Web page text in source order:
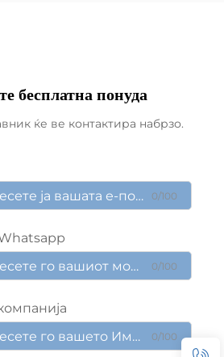
бесплатна понуда
ќе ве контактира набрзо.
0/100
0/100
0/100